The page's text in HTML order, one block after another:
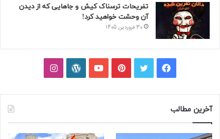
تفریحات ترسناک کیش و جاهایی که از دیدن
آن وحشت خواهید کرد!
30 فروردین 1405
فیسبوکتوییترپینتریستیوتیوبوردپرساینستاگرام
آخرین مطالب